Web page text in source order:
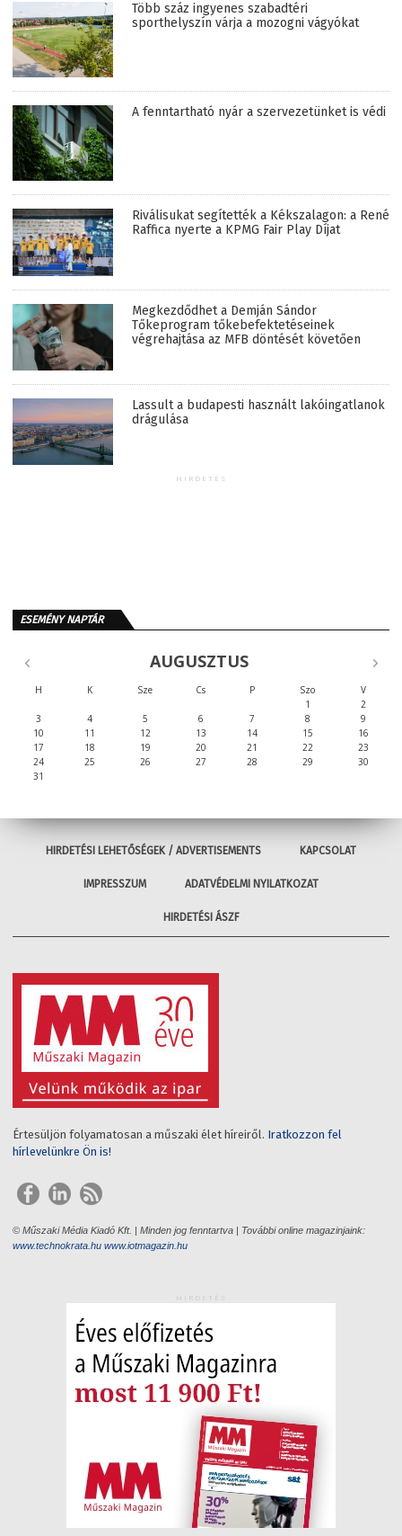
Több száz ingyenes szabadtéri
sporthelyszín várja a mozogni vágyókat
A fenntartható nyár a szervezetünket is védi
Riválisukat segítették a Kékszalagon: a René
Raffica nyerte a KPMG Fair Play Díjat
Megkezdődhet a Demján Sándor
Tőkeprogram tőkebefektetéseinek
végrehajtása az MFB döntését követően
Lassult a budapesti használt lakóingatlanok
drágulása
HIRDETÉS
ESEMÉNY NAPTÁR
AUGUSZTUS
H K Sze Cs P Szo
V
1
2
3
4 5 6 7 8
9
10
11 12 13 14 15
16
17
18 19 20 21 22
23
24
25 26 27 28 29
30
31
HIRDETÉSI LEHETŐSÉGEK / ADVERTISEMENTS KAPCSOLAT
IMPRESSZUM ADATVÉDELMI NYILATKOZAT
HIRDETÉSI ÁSZF
Értesüljön folyamatosan a műszaki élet híreiről. Iratkozzon fel
hírlevelünkre Ön is!
© Műszaki Média Kiadó Kft. | Minden jog fenntartva | További online magazinjaink:
www.technokrata.hu www.iotmagazin.hu
HIRDETÉS